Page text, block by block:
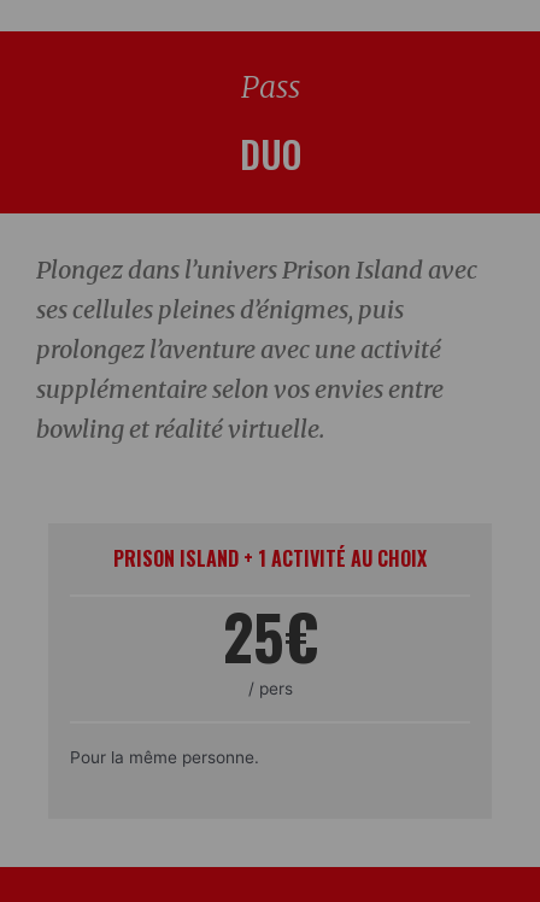
Pass
DUO
Plongez dans l’univers Prison Island avec
ses cellules pleines d’énigmes, puis
prolongez l’aventure avec une activité
supplémentaire selon vos envies entre
bowling et réalité virtuelle.
PRISON ISLAND + 1 ACTIVITÉ AU CHOIX
25€
/ pers
Pour la même personne.